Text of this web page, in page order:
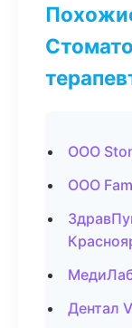
ООО
ООО
Дентал